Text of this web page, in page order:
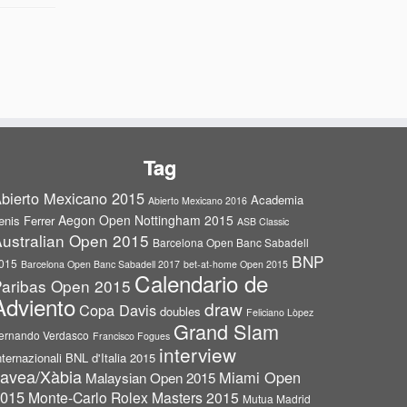
Tag
Mexicano 2015 Abierto Mexicano 2016 Academia
Ferrer Aegon Open Nottingham 2015 ASB Classic
Open 2015 Barcelona Open Banc Sabadell
Barcelona Open Banc Sabadell 2017 bet-at-home Open 2015 BNP
Open 2015 Calendario de
Copa Davis doubles draw Feliciano Lòpez
Verdasco Francisco Fogues Grand Slam
BNL d'Italia 2015 interview
Xàbia Malaysian Open 2015 Miami Open
Monte-Carlo Rolex Masters 2015 Mutua Madrid